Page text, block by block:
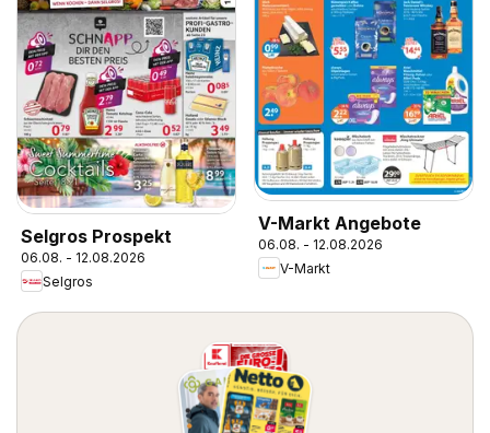
Selgros Prospekt
06.08. - 12.08.2026
Selgros
V-Markt Angebote
06.08. - 12.08.2026
V-Markt